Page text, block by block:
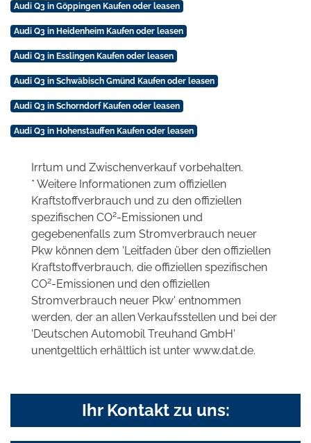
Audi Q3 in Göppingen Kaufen oder leasen
Audi Q3 in Heidenheim Kaufen oder leasen
Audi Q3 in Esslingen Kaufen oder leasen
Audi Q3 in Schwäbisch Gmünd Kaufen oder leasen
Audi Q3 in Schorndorf Kaufen oder leasen
Audi Q3 in Hohenstauffen Kaufen oder leasen
Irrtum und Zwischenverkauf vorbehalten.
* Weitere Informationen zum offiziellen
Kraftstoffverbrauch und zu den offiziellen
spezifischen CO2-Emissionen und
gegebenenfalls zum Stromverbrauch neuer
Pkw können dem 'Leitfaden über den offiziellen
Kraftstoffverbrauch, die offiziellen spezifischen
CO2-Emissionen und den offiziellen
Stromverbrauch neuer Pkw' entnommen
werden, der an allen Verkaufsstellen und bei der
'Deutschen Automobil Treuhand GmbH'
unentgeltlich erhältlich ist unter www.dat.de.
Ihr Kontakt zu uns: